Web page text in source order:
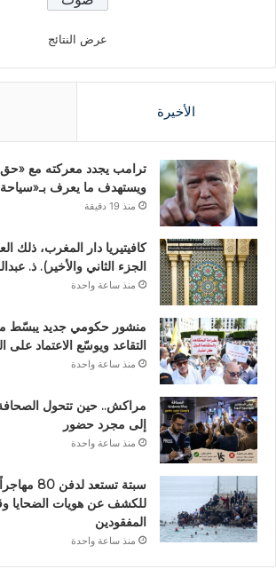
عرض النتائج
الأخيرة
ترامب يجدد معركته مع «حق
ويستهدف ما يعرف بـ«سياحة
منذ 19 دقيقة
كافيتيريا دار المغرب، ذلك
الجزء الثاني والأخير). ذ. عبدالواحد حمزة.
منذ ساعة واحدة
منشور حكومي جديد يبسّط
التقاعد ويوسّع الاعتماد على
منذ ساعة واحدة
مراكش.. حين تتحول
إلى مجرد حضور
منذ ساعة واحدة
سبتة تستعد
للكشف عن هويات الضحايا
المفقودين
منذ ساعة واحدة